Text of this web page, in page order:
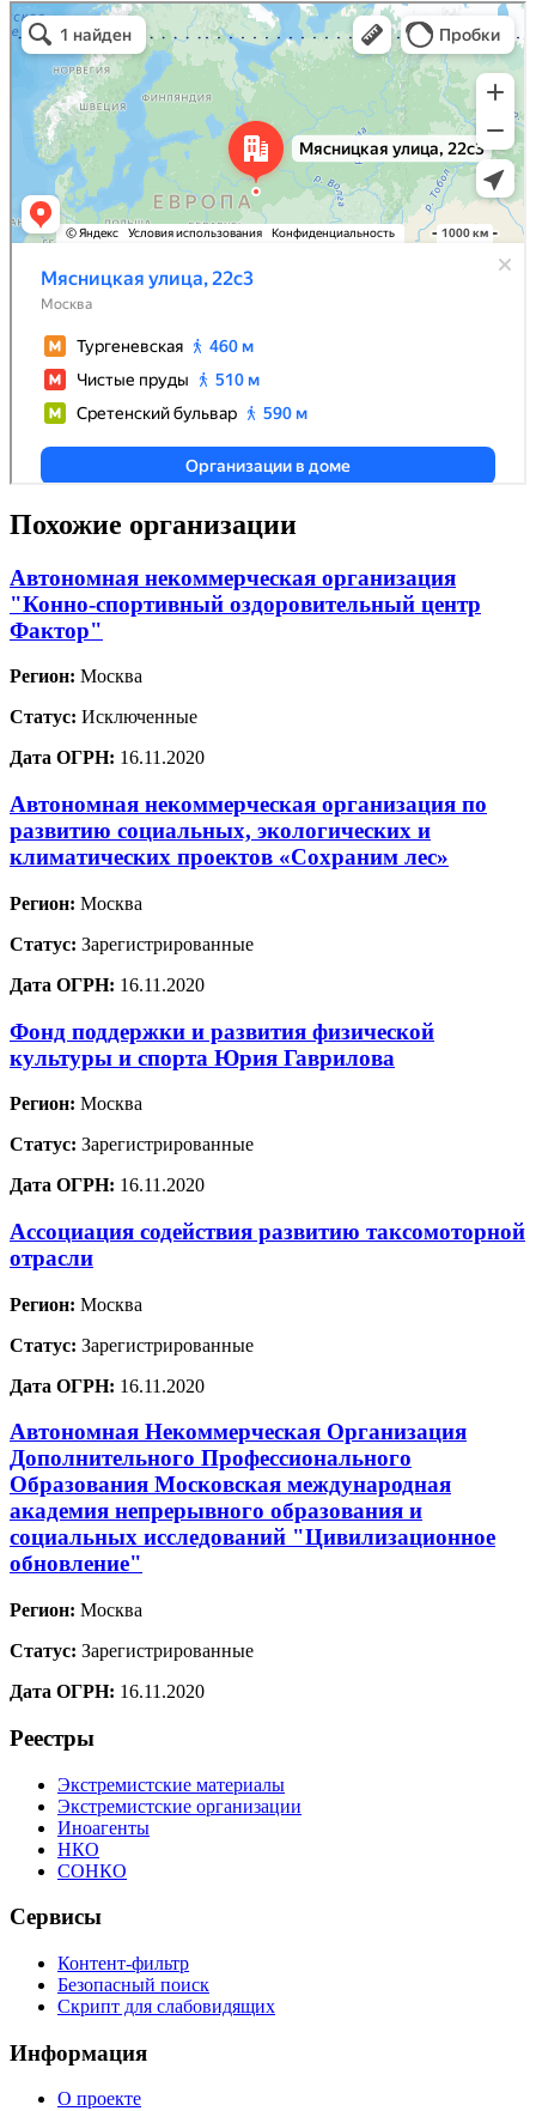
Похожие организации
Автономная некоммерческая организация
"Конно-спортивный оздоровительный центр
Фактор"
Регион: Москва
Статус: Исключенные
Дата ОГРН: 16.11.2020
Автономная некоммерческая организация по
развитию социальных, экологических и
климатических проектов «Сохраним лес»
Регион: Москва
Статус: Зарегистрированные
Дата ОГРН: 16.11.2020
Фонд поддержки и развития физической
культуры и спорта Юрия Гаврилова
Регион: Москва
Статус: Зарегистрированные
Дата ОГРН: 16.11.2020
Ассоциация содействия развитию таксомоторной
отрасли
Регион: Москва
Статус: Зарегистрированные
Дата ОГРН: 16.11.2020
Автономная Некоммерческая Организация
Дополнительного Профессионального
Образования Московская международная
академия непрерывного образования и
социальных исследований "Цивилизационное
обновление"
Регион: Москва
Статус: Зарегистрированные
Дата ОГРН: 16.11.2020
Реестры
Экстремистские материалы
Экстремистские организации
Иноагенты
НКО
СОНКО
Сервисы
Контент-фильтр
Безопасный поиск
Скрипт для слабовидящих
Информация
О проекте